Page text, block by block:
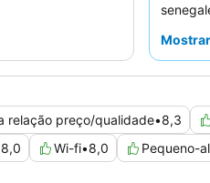
varanda.
relação preço/qualidade•8,3
8,0 Wi-fi•8,0 Pequeno-